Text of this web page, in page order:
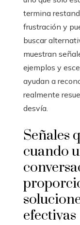
termina
frustración y
buscar
muestran
ejemplos y
ayudan a
realmente
desvía.
Señales
cuando
efectivas